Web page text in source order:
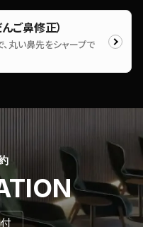
ご鼻修正）
丸い鼻先をシャープで